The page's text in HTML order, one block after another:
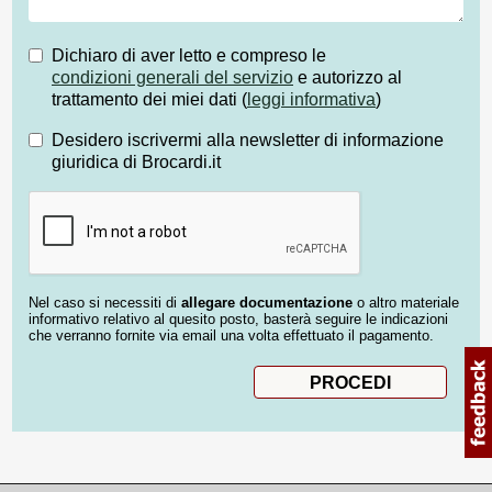
Dichiaro di aver letto e compreso le
condizioni generali del servizio e autorizzo al
trattamento dei miei dati ( leggi informativa)
Desidero iscrivermi alla newsletter di informazione
giuridica di Brocardi.it
Nel caso si necessiti di allegare documentazione o altro materiale
informativo relativo al quesito posto, basterà seguire le indicazioni
che verranno fornite via email una volta effettuato il pagamento.